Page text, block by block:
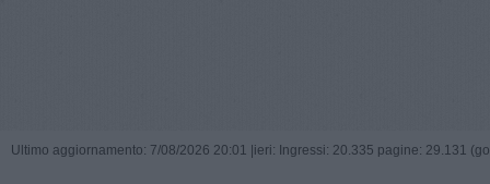
Ultimo aggiornamento: 7/08/2026 20:01 | ieri: Ingressi: 20.335 pagine: 29.131